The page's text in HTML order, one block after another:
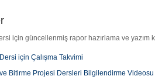
için güncellenmiş rapor hazırlama ve yazım
için Çalışma Takvimi
Bitirme Projesi Dersleri Bilgilendirme Videosu